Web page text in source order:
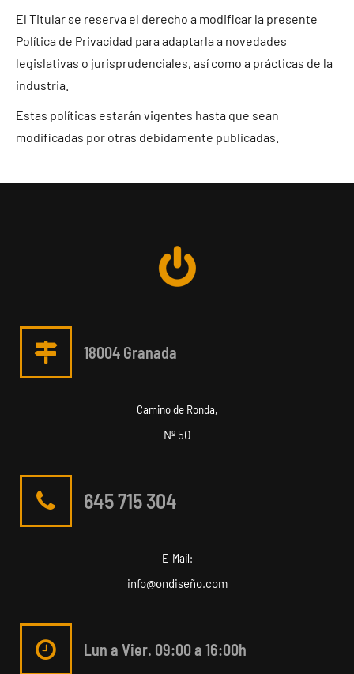
El Titular se reserva el derecho a modificar la presente
Política de Privacidad para adaptarla a novedades
legislativas o jurisprudenciales, así como a prácticas de la
industria.
Estas políticas estarán vigentes hasta que sean
modificadas por otras debidamente publicadas.
18004 Granada
Camino de Ronda,
Nº 50
645 715 304
E-Mail:
info@ondiseño.com
Lun a Vier. 09:00 a 16:00h